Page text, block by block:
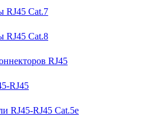
RJ45 Cat.7
RJ45 Cat.8
RJ45
RJ45
RJ45-RJ45 Cat.5e